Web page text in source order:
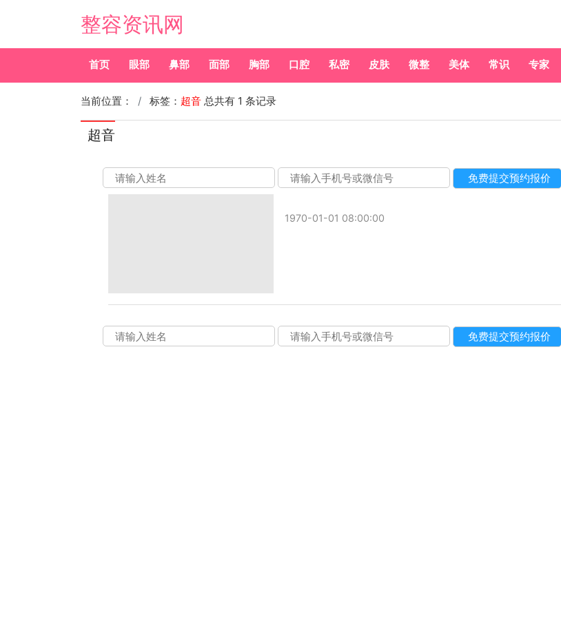
整容资讯网
首页 眼部 鼻部 面部 胸部 口腔 私密 皮肤 微整 美体 常识 专家
当前位置： 标签： 超音 总共有 1 条记录
超音
1970-01-01 08:00:00